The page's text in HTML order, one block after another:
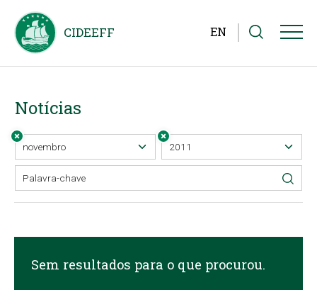
EN
Notícias
Sem resultados para o que procurou.